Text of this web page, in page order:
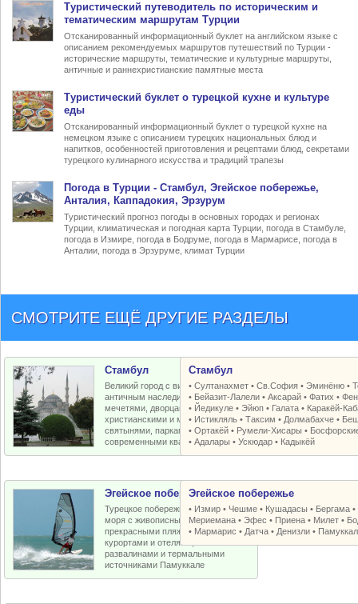
Туристический путеводитель по историческим и
тематическим маршрутам Турции
Отсканированный информационный буклет на английском языке с
описанием рекомендуемых маршрутов путешествий по Турции -
исторические маршруты, тематические и культурные маршруты,
античные и раннехристианские памятные места
Туристический буклет о турецкой кухнеи культуре
еды
Отсканированный информационный буклет о турецкой кухне на
немецком языке с описанием турецких национальных блюд и
напитков, особенностей приготовления и рецептами блюд, секретами
турецкого кулинарного искусства и традиций трапезы
Погода в Турции - Стамбул, Эгейское побережье,
Анталия, Каппадокия, Эрзурум
Туристический прогноз погоды в основных городах и регионах
Турции, климатическая и погодная карта Турции, погода в Стамбуле,
погода в Измире, погода в Бодруме, погода в Мармарисе, погода в
Анталии, погода в Эрзуруме, климат Турции
СМОТРИТЕ ЕЩЁ ДРУГИЕ РАЗДЕЛЫ
Стамбул
Великий город с византийским и
античным наследием, османскими
мечетями, дворцами, крепостями,
христианскими и мусульманскими
святынями, парками, старыми и
современными кварталами
Стамбул
•Султанахмет •Св.София •Эминёню •
• Бейазит-Лалели •Аксарай •Фатих •
• Йедикуле •Эйюп • Галата • Каракёй-
• Истикляль •Таксим • Долмабахче •
•Ортакёй • Румели-Xисары •
•Адалары •Ускюдар • Кадыкёй
Эгейское побережье
Турецкое побережье Эгейского
моря с живописными бухтами,
прекрасными пляжами, отличными
курортами и отелями, античными
развалинами и термальными
источниками Памуккале
Эгейское побережье
• Измир • Чешме • Кушадасы • Бергама •
Мериемана •Эфес • Приена • Милет •
• Мармарис • Датча • Денизли •